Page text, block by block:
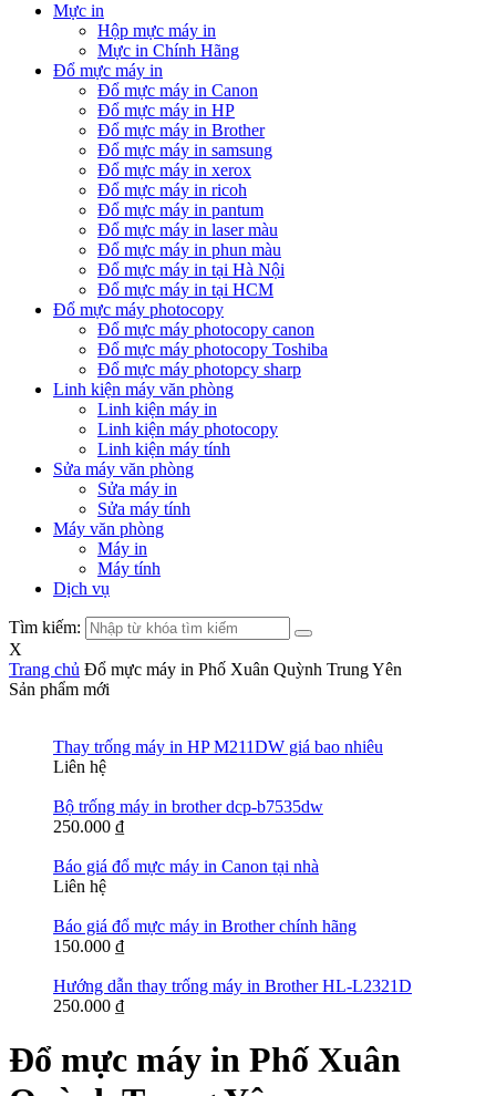
Mực in
Hộp mực máy in
Mực in Chính Hãng
Đổ mực máy in
Đổ mực máy in Canon
Đổ mực máy in HP
Đổ mực máy in Brother
Đổ mực máy in samsung
Đổ mực máy in xerox
Đổ mực máy in ricoh
Đổ mực máy in pantum
Đổ mực máy in laser màu
Đổ mực máy in phun màu
Đổ mực máy in tại Hà Nội
Đổ mực máy in tại HCM
Đổ mực máy photocopy
Đổ mực máy photocopy canon
Đổ mực máy photocopy Toshiba
Đổ mực máy photopcy sharp
Linh kiện máy văn phòng
Linh kiện máy in
Linh kiện máy photocopy
Linh kiện máy tính
Sửa máy văn phòng
Sửa máy in
Sửa máy tính
Máy văn phòng
Máy in
Máy tính
Dịch vụ
Tìm kiếm:
X
Trang chủ Đổ mực máy in Phố Xuân Quỳnh Trung Yên
Sản phẩm mới
Thay trống máy in HP M211DW giá bao nhiêu
Liên hệ
Bộ trống máy in brother dcp-b7535dw
250.000 ₫
Báo giá đổ mực máy in Canon tại nhà
Liên hệ
Báo giá đổ mực máy in Brother chính hãng
150.000 ₫
Hướng dẫn thay trống máy in Brother HL-L2321D
250.000 ₫
Đổ mực máy in Phố Xuân